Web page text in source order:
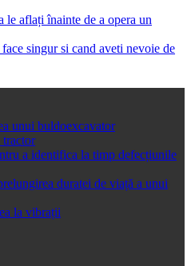
le aflați înainte de a opera un
singur si cand aveti nevoie de
unui buldoexcavator
tractor
a identifica la timp defecțiunile
duratei de viață a unui
la vibrații